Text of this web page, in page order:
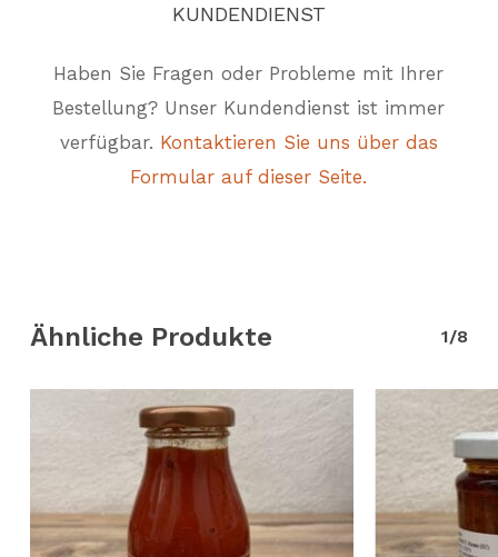
KUNDENDIENST
Haben Sie Fragen oder Probleme mit Ihrer
Bestellung? Unser Kundendienst ist immer
verfügbar. Kontaktieren Sie uns über das
Formular auf dieser Seite.
Ähnliche Produkte 1/8